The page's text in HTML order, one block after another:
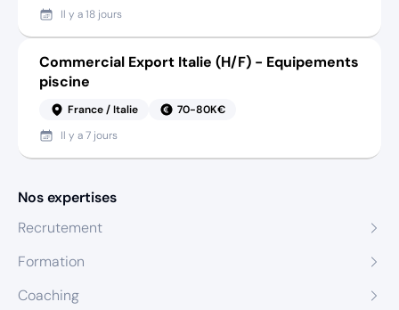
Il y a18 jours
Commercial Export Italie (H/F) - Equipements
piscine
France / Italie
70-80K€
Il y a7 jours
Nos expertises
Recrutement
Formation
Coaching